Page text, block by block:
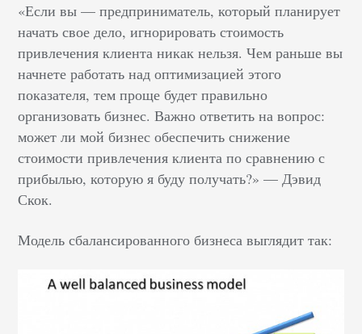
«Если вы — предприниматель, который планирует
начать свое дело, игнорировать стоимость
привлечения клиента никак нельзя. Чем раньше вы
начнете работать над оптимизацией этого
показателя, тем проще будет правильно
организовать бизнес. Важно ответить на вопрос:
может ли мой бизнес обеспечить снижение
стоимости привлечения клиента по сравнению с
прибылью, которую я буду получать?» — Дэвид
Скок.
Модель сбалансированного бизнеса выглядит так: